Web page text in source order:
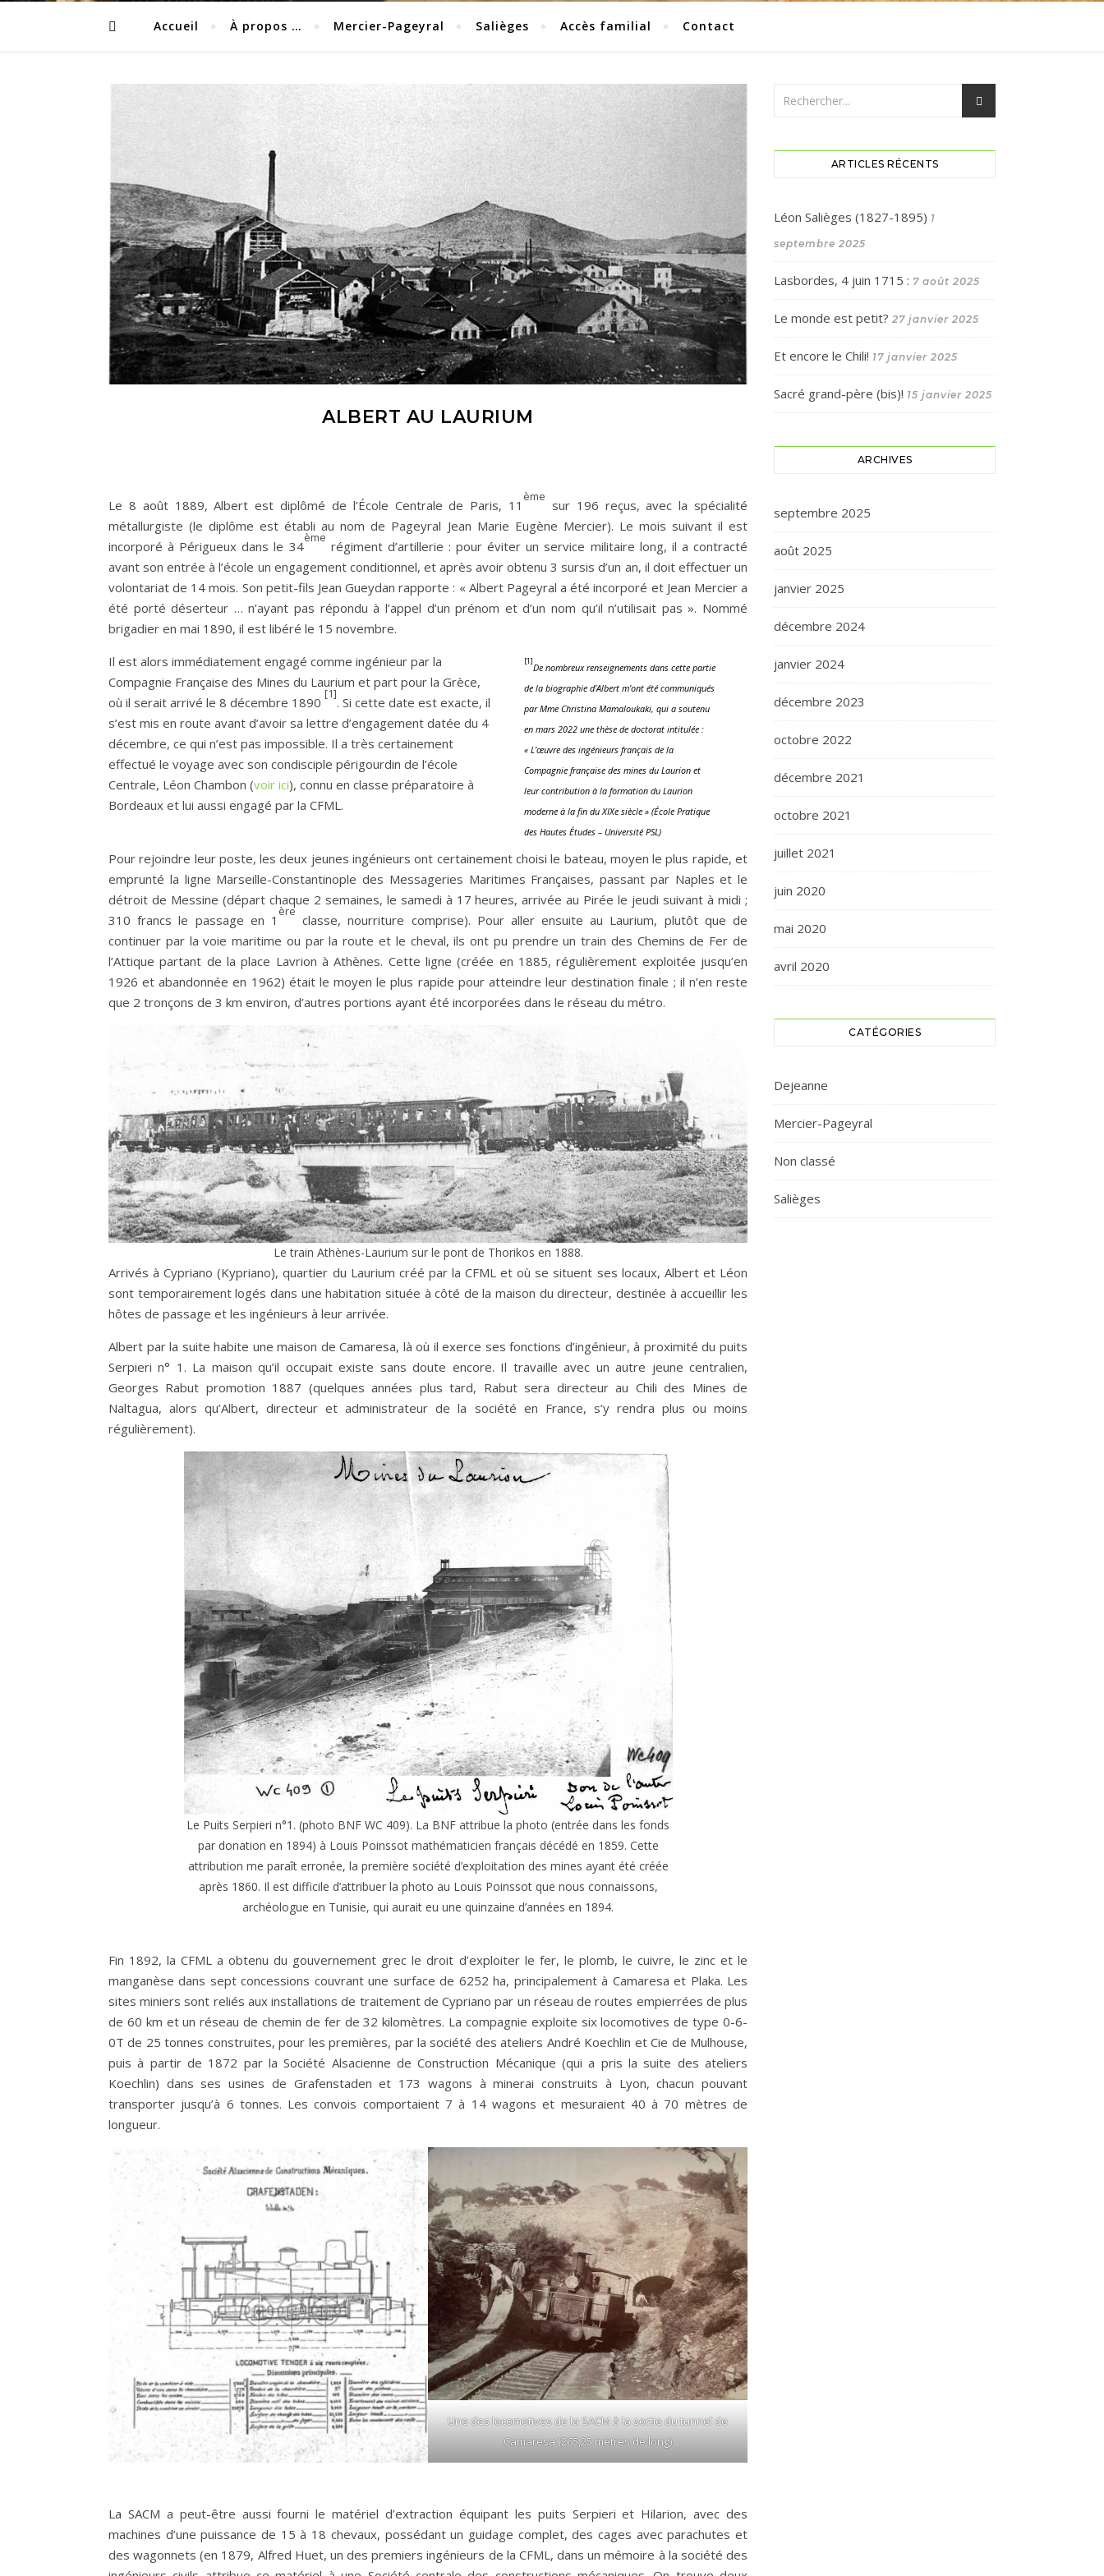
Accueil À propos … Mercier-Pageyral Salièges Accès familial Contact
ALBERT AU LAURIUM
Le 8 août 1889, Albert est diplômé de l’École Centrale de Paris, 11
ème
sur 196 reçus, avec la spécialité
métallurgiste (le diplôme est établi au nom de Pageyral Jean Marie Eugène Mercier). Le mois suivant il est
incorporé à Périgueux dans le 34
ème
régiment d’artillerie : pour éviter un service militaire long, il a contracté
avant son entrée à l’école un engagement conditionnel, et après avoir obtenu 3 sursis d’un an, il doit effectuer un
volontariat de 14 mois. Son petit-fils Jean Gueydan rapporte : « Albert Pageyral a été incorporé et Jean Mercier a
été porté déserteur … n’ayant pas répondu à l’appel d’un prénom et d’un nom qu’il n’utilisait pas ». Nommé
brigadier en mai 1890, il est libéré le 15 novembre.
Il est alors immédiatement engagé comme ingénieur par la
Compagnie Française des Mines du Laurium et part pour la Grèce,
où il serait arrivé le 8 décembre 1890
[1]
. Si cette date est exacte, il
s’est mis en route avant d’avoir sa lettre d’engagement datée du 4
décembre, ce qui n’est pas impossible. Il a très certainement
effectué le voyage avec son condisciple périgourdin de l’école
Centrale, Léon Chambon (voir ici), connu en classe préparatoire à
Bordeaux et lui aussi engagé par la CFML.
[1]
De nombreux renseignements dans cette partie
de la biographie d’Albert m’ont été communiqués
par Mme Christina Mamaloukaki, qui a soutenu
en mars 2022 une thèse de doctorat intitulée :
« L’œuvre des ingénieurs français de la
Compagnie française des mines du Laurion et
leur contribution à la formation du Laurion
moderne à la fin du XIXe siècle » (École Pratique
des Hautes Études – Université PSL)
Pour rejoindre leur poste, les deux jeunes ingénieurs ont certainement choisi le bateau, moyen le plus rapide, et
emprunté la ligne Marseille-Constantinople des Messageries Maritimes Françaises, passant par Naples et le
détroit de Messine (départ chaque 2 semaines, le samedi à 17 heures, arrivée au Pirée le jeudi suivant à midi ;
310 francs le passage en 1
ère
classe, nourriture comprise). Pour aller ensuite au Laurium, plutôt que de
continuer par la voie maritime ou par la route et le cheval, ils ont pu prendre un train des Chemins de Fer de
l’Attique partant de la place Lavrion à Athènes. Cette ligne (créée en 1885, régulièrement exploitée jusqu’en
1926 et abandonnée en 1962) était le moyen le plus rapide pour atteindre leur destination finale ; il n’en reste
que 2 tronçons de 3 km environ, d’autres portions ayant été incorporées dans le réseau du métro.
Le train Athènes-Laurium sur le pont de Thorikos en 1888.
Arrivés à Cypriano (Kypriano), quartier du Laurium créé par la CFML et où se situent ses locaux, Albert et Léon
sont temporairement logés dans une habitation située à côté de la maison du directeur, destinée à accueillir les
hôtes de passage et les ingénieurs à leur arrivée.
Albert par la suite habite une maison de Camaresa, là où il exerce ses fonctions d’ingénieur, à proximité du puits
Serpieri n° 1. La maison qu’il occupait existe sans doute encore. Il travaille avec un autre jeune centralien,
Georges Rabut promotion 1887 (quelques années plus tard, Rabut sera directeur au Chili des Mines de
Naltagua, alors qu’Albert, directeur et administrateur de la société en France, s’y rendra plus ou moins
régulièrement).
Le Puits Serpieri n°1. (photo BNF WC 409). La BNF attribue la photo (entrée dans les fonds
par donation en 1894) à Louis Poinssot mathématicien français décédé en 1859. Cette
attribution me paraît erronée, la première société d’exploitation des mines ayant été créée
après 1860. Il est difficile d’attribuer la photo au Louis Poinssot que nous connaissons,
archéologue en Tunisie, qui aurait eu une quinzaine d’années en 1894.
Fin 1892, la CFML a obtenu du gouvernement grec le droit d’exploiter le fer, le plomb, le cuivre, le zinc et le
manganèse dans sept concessions couvrant une surface de 6252 ha, principalement à Camaresa et Plaka. Les
sites miniers sont reliés aux installations de traitement de Cypriano par un réseau de routes empierrées de plus
de 60 km et un réseau de chemin de fer de 32 kilomètres. La compagnie exploite six locomotives de type 0-6-
0T de 25 tonnes construites, pour les premières, par la société des ateliers André Koechlin et Cie de Mulhouse,
puis à partir de 1872 par la Société Alsacienne de Construction Mécanique (qui a pris la suite des ateliers
Koechlin) dans ses usines de Grafenstaden et 173 wagons à minerai construits à Lyon, chacun pouvant
transporter jusqu’à 6 tonnes. Les convois comportaient 7 à 14 wagons et mesuraient 40 à 70 mètres de
longueur.
Une des locomotives de la SACM à la sortie du tunnel de
Camaresa (265,25 mètres de long)
La SACM a peut-être aussi fourni le matériel d’extraction équipant les puits Serpieri et Hilarion, avec des
machines d’une puissance de 15 à 18 chevaux, possédant un guidage complet, des cages avec parachutes et
des wagonnets (en 1879, Alfred Huet, un des premiers ingénieurs de la CFML, dans un mémoire à la société des
ARTICLES RÉCENTS
Léon Salièges (1827-1895) 1
septembre 2025
Lasbordes, 4 juin 1715 : 7 août 2025
Le monde est petit? 27 janvier 2025
Et encore le Chili! 17 janvier 2025
Sacré grand-père (bis)! 15 janvier 2025
ARCHIVES
septembre 2025
août 2025
janvier 2025
décembre 2024
janvier 2024
décembre 2023
octobre 2022
décembre 2021
octobre 2021
juillet 2021
juin 2020
mai 2020
avril 2020
CATÉGORIES
Dejeanne
Mercier-Pageyral
Non classé
Salièges